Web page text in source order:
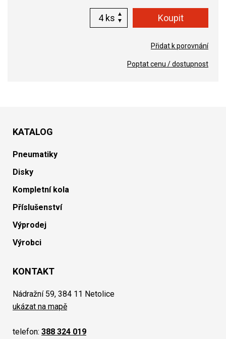
ks
Přidat k porovnání
Poptat cenu / dostupnost
KATALOG
Pneumatiky
Disky
Kompletní kola
Příslušenství
Výprodej
Výrobci
KONTAKT
Nádražní 59, 384 11 Netolice
ukázat na mapě
telefon: 388 324 019